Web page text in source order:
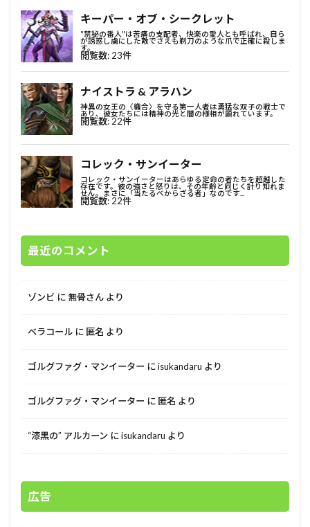
最近のコメント
ゾンビ に 無骨さん より
ベラコール に 匿名 より
ゴルグファグ・マンイーター にisukandaru より
ゴルグファグ・マンイーター に 匿名 より
“漆黒の” アルカーン にisukandaru より
広告